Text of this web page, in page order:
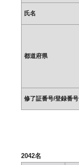
氏名
都道府県
修了証番号/登録番号
2042名